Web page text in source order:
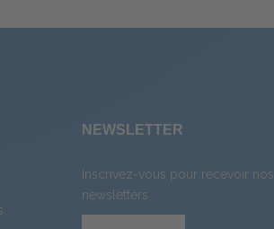
NEWSLETTER
Inscrivez-vous pour recevoir nos
newsletters